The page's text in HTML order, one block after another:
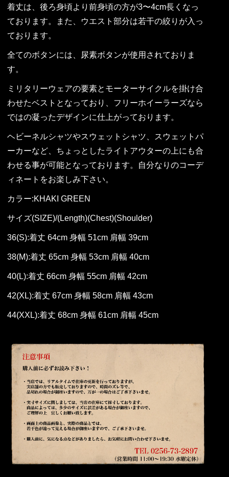
着丈は、後ろ身頃より前身頃の方が3〜4cm長くなっ
ております。また、ウエスト部分は若干の絞りが入っ
ております。
全てのボタンには、尿素ボタンが使用されておりま
す。
ミリタリーウェアの要素とモーターサイクルを掛け合
わせたベストとなっており、フリーホイーラーズなら
ではの凝ったデザインに仕上がっております。
ヘビーネルシャツやスウェットシャツ、スウェットパ
ーカーなど、ちょっとしたライトアウターの上にも合
わせる事が可能となっております。自分なりのコーデ
ィネートをお楽しみ下さい。
カラー:KHAKI GREEN
サイズ(SIZE)/(Length)(Chest)(Shoulder)
36(S):着丈 64cm 身幅 51cm 肩幅 39cm
38(M):着丈 65cm 身幅 53cm 肩幅 40cm
40(L):着丈 66cm 身幅 55cm 肩幅 42cm
42(XL):着丈 67cm 身幅 58cm 肩幅 43cm
44(XXL):着丈 68cm 身幅 61cm 肩幅 45cm